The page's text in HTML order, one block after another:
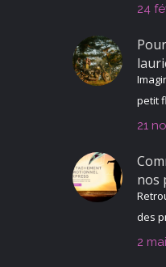
24
petit
21
nos
des
2